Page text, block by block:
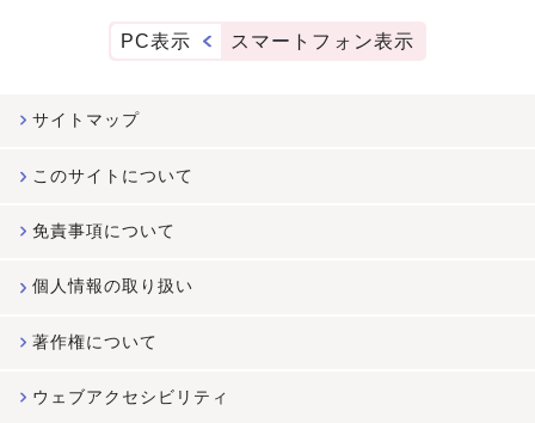
PC表示 スマートフォン表示
サイトマップ
このサイトについて
免責事項について
個人情報の取り扱い
著作権について
ウェブアクセシビリティ